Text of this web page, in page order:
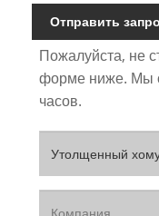
Отправить
Пожалуйста, не
форме ниже. Мы
часов.